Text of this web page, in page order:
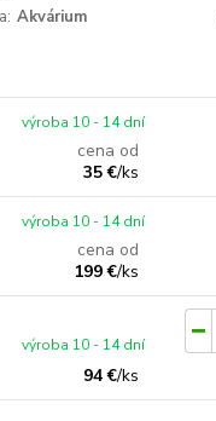
Akvárium
cena od
35 €/ks
výroba 10 - 14 dní
cena od
199 €/ks
výroba 10 - 14 dní
94 €/ks
výroba 10 - 14 dní